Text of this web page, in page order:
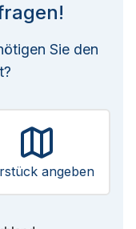
Sie den
angeben